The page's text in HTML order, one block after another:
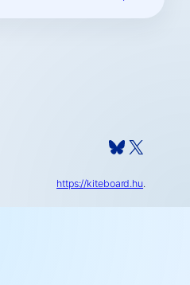
Bluesky X
https://kiteboard.hu.